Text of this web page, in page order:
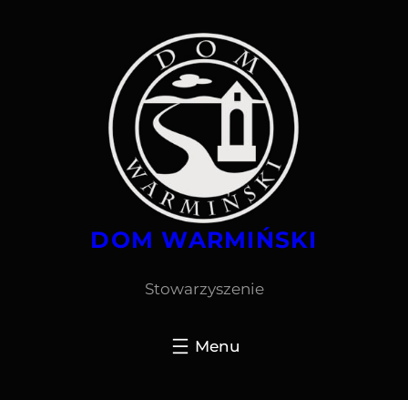
DOM WARMIŃSKI
Stowarzyszenie